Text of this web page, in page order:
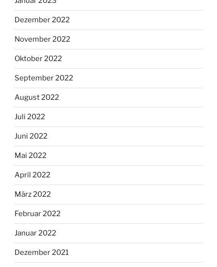
Dezember 2022
November 2022
Oktober 2022
September 2022
August 2022
Juli 2022
Juni 2022
Mai 2022
April 2022
März 2022
Februar 2022
Januar 2022
Dezember 2021